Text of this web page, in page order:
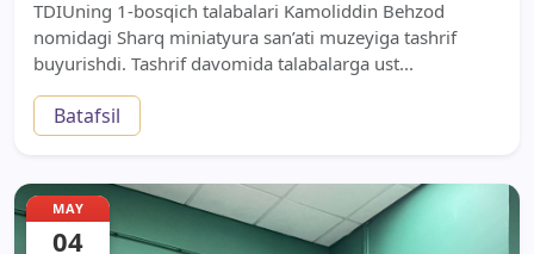
TDIUning 1-bosqich talabalari Kamoliddin Behzod
nomidagi Sharq miniatyura san’ati muzeyiga tashrif
buyurishdi. Tashrif davomida talabalarga ust...
Batafsil
MAY
04